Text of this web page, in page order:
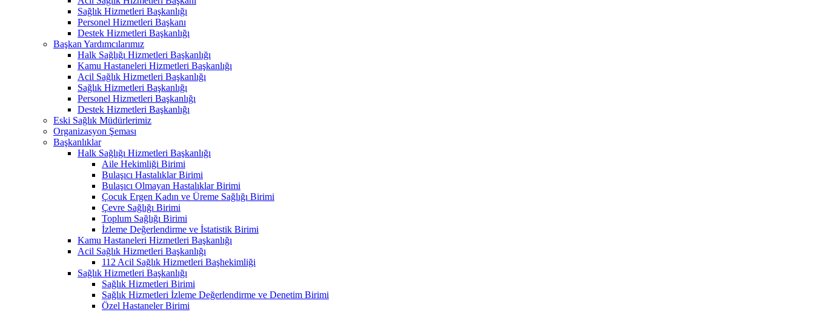
Sağlık Hizmetleri Başkanlığı
Personel Hizmetleri Başkanı
Destek Hizmetleri Başkanlığı
Başkan Yardımcılarımız
Halk Sağlığı Hizmetleri Başkanlığı
Kamu Hastaneleri Hizmetleri Başkanlığı
Acil Sağlık Hizmetleri Başkanlığı
Sağlık Hizmetleri Başkanlığı
Personel Hizmetleri Başkanlığı
Destek Hizmetleri Başkanlığı
Eski Sağlık Müdürlerimiz
Organizasyon Şeması
Başkanlıklar
Halk Sağlığı Hizmetleri Başkanlığı
Aile Hekimliği Birimi
Bulaşıcı Hastalıklar Birimi
Bulaşıcı Olmayan Hastalıklar Birimi
Çocuk Ergen Kadın ve Üreme Sağlığı Birimi
Çevre Sağlığı Birimi
Toplum Sağlığı Birimi
İzleme Değerlendirme ve İstatistik Birimi
Kamu Hastaneleri Hizmetleri Başkanlığı
Acil Sağlık Hizmetleri Başkanlığı
112 Acil Sağlık Hizmetleri Başhekimliği
Sağlık Hizmetleri Başkanlığı
Sağlık Hizmetleri Birimi
Sağlık Hizmetleri İzleme Değerlendirme ve Denetim Birimi
Özel Hastaneler Birimi